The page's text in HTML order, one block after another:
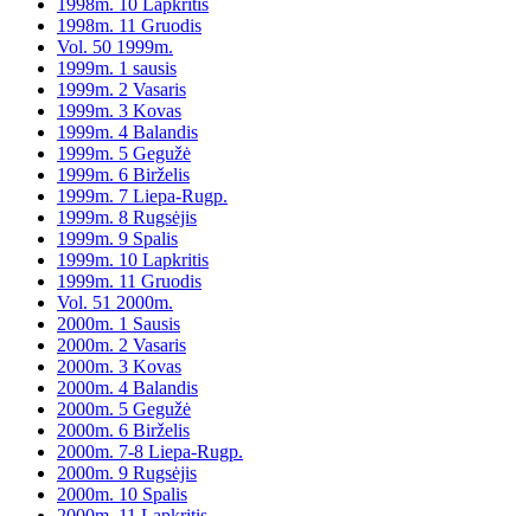
1998m. 10 Lapkritis
1998m. 11 Gruodis
Vol. 50 1999m.
1999m. 1 sausis
1999m. 2 Vasaris
1999m. 3 Kovas
1999m. 4 Balandis
1999m. 5 Gegužė
1999m. 6 Birželis
1999m. 7 Liepa-Rugp.
1999m. 8 Rugsėjis
1999m. 9 Spalis
1999m. 10 Lapkritis
1999m. 11 Gruodis
Vol. 51 2000m.
2000m. 1 Sausis
2000m. 2 Vasaris
2000m. 3 Kovas
2000m. 4 Balandis
2000m. 5 Gegužė
2000m. 6 Birželis
2000m. 7-8 Liepa-Rugp.
2000m. 9 Rugsėjis
2000m. 10 Spalis